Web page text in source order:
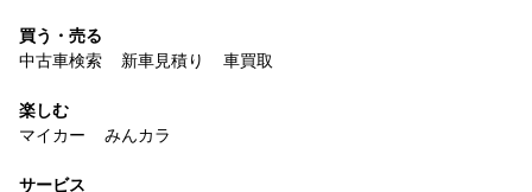
買う・売る
中古車検索
新車見積り 車買取
楽しむ
マイカー
みんカラ
サービス